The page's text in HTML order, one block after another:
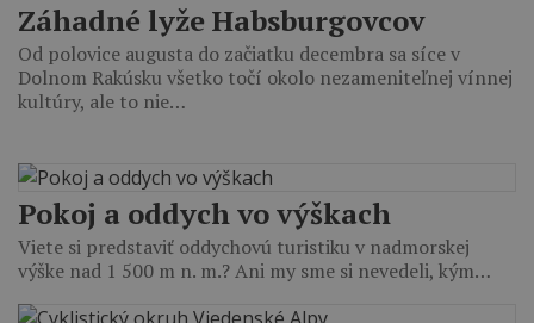
Záhadné lyže Habsburgovcov
Od polovice augusta do začiatku decembra sa síce v
Dolnom Rakúsku všetko točí okolo nezameniteľnej vínnej
kultúry, ale to nie…
Pokoj a oddych vo výškach
Viete si predstaviť oddychovú turistiku v nadmorskej
výške nad 1 500 m n. m.? Ani my sme si nevedeli, kým…